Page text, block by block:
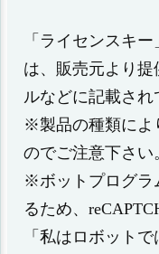
「ライセンスキ
は、販売元より
ルなどに記載され
※製品の種類によ
のでご注意下さい
※ボットプログラ
るため、
「私はロボット